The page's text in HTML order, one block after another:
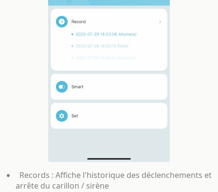
Records : Affiche l'historique des déclenchements et
arrête du carillon / sirène